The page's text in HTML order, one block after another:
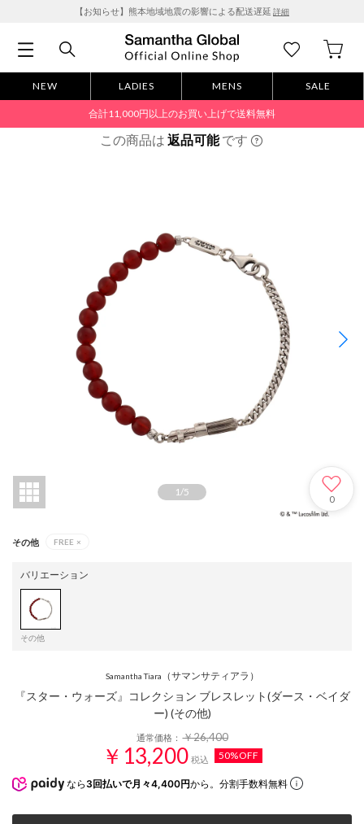
【お知らせ】熊本地域地震の影響による配送遅延 詳細
NEW LADIES MENS SALE
合計11,000円以上のお買い上げで送料無料
この商品は 返品可能です
1/5
0
その他 FREE ×
バリエーション
その他
Samantha Tiara （サマンサティアラ）
『スター・ウォーズ』コレクション ブレスレット(ダース・ベイダ
ー) (その他)
通常価格：￥26,400
￥13,200 税込 50%OFF
なら 3回払いで月々4,400円から。分割手数料無料